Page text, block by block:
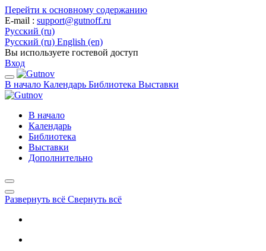
Перейти к основному содержанию
E-mail : support@gutnoff.ru
Русский ‎(ru)‎
Русский ‎(ru)‎ English ‎(en)‎
Вы используете гостевой доступ
Вход
В начало Календарь Библиотека Выставки
В начало
Календарь
Библиотека
Выставки
Дополнительно
Развернуть всё Свернуть всё